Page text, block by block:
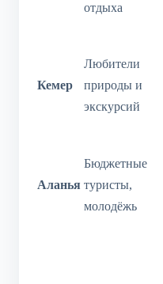
отдыха
Кемер
Любители
природы и
экскурсий
Аланья
Бюджетные
туристы,
молодёжь